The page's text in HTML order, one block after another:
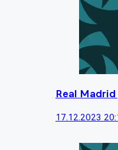
Real
17.12.2023